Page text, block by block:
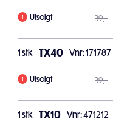
Utsolgt 39,-
1stk TX40 Vnr: 171787
Utsolgt 39,-
1stk TX10 Vnr: 471212